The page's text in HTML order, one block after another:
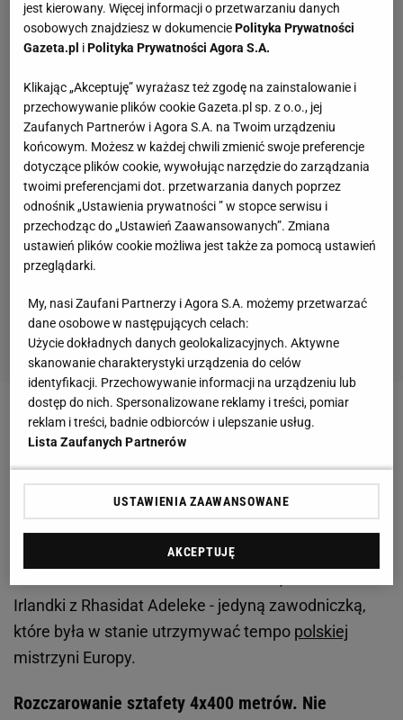
Zobacz wideoPolacy gotowi na Euro!
W półfinale Polki biegły bez wspomnianej
Kaczmarek, ale i tak nie miały większego problemu z
przede wszystkim na wspaniałe obrończynie tytułu
Irlandki z Rhasidat Adeleke - jedyną zawodniczką,
które była w stanie utrzymywać tempo polskiej
mistrzyni Europy.
Rozczarowanie sztafety 4x400 metrów. Nie
jest kierowany. Więcej informacji o przetwarzaniu danych
osobowych znajdziesz w dokumenciePolityka Prywatności
Gazeta.pl iPolityka Prywatności Agora S.A.
Klikając „Akceptuję” wyrażasz też zgodę na zainstalowanie i
przechowywanie plików cookie Gazeta.pl sp. z o.o., jej
Zaufanych Partnerów i Agora S.A. na Twoim urządzeniu
końcowym. Możesz w każdej chwili zmienić swoje preferencje
dotyczące plików cookie, wywołując narzędzie do zarządzania
twoimi preferencjami dot. przetwarzania danych poprzez
odnośnik „Ustawienia prywatności ” w stopce serwisu i
przechodząc do „Ustawień Zaawansowanych”. Zmiana
ustawień plików cookie możliwa jest także za pomocą ustawień
przeglądarki.
My, nasi Zaufani Partnerzy i Agora S.A. możemy przetwarzać
dane osobowe w następujących celach:
Użycie dokładnych danych geolokalizacyjnych. Aktywne
skanowanie charakterystyki urządzenia do celów
identyfikacji. Przechowywanie informacji na urządzeniu lub
dostęp do nich. Spersonalizowane reklamy i treści, pomiar
reklam i treści, badnie odbiorców i ulepszanie usług.
Lista Zaufanych Partnerów
USTAWIENIA ZAAWANSOWANE
AKCEPTUJĘ